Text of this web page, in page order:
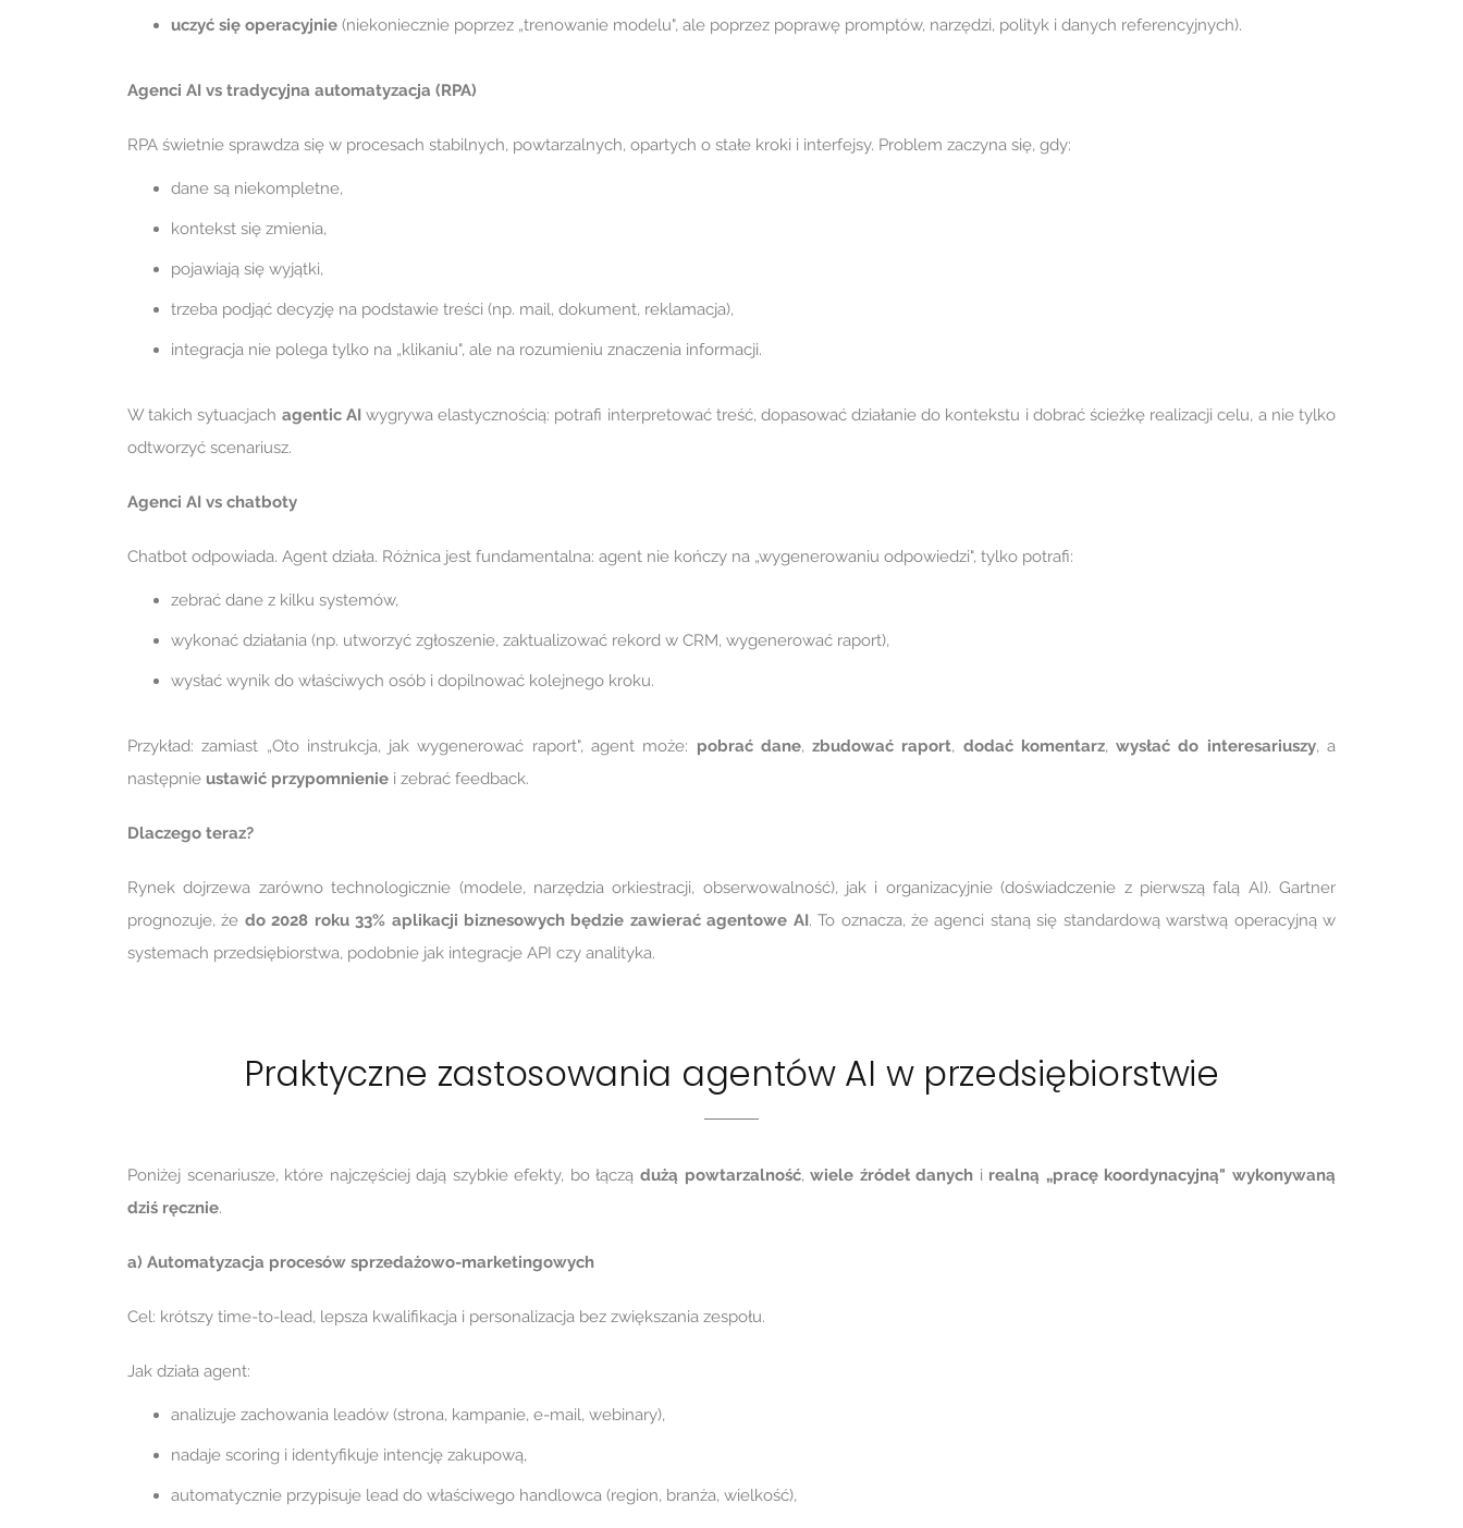
uczyć się operacyjnie (niekoniecznie poprzez „trenowanie modelu", ale poprzez poprawę promptów, narzędzi, polityk i danych referencyjnych).
Agenci AI vs tradycyjna automatyzacja (RPA)
RPA świetnie sprawdza się w procesach stabilnych, powtarzalnych, opartych o stałe kroki i interfejsy. Problem zaczyna się, gdy:
dane są niekompletne,
kontekst się zmienia,
pojawiają się wyjątki,
trzeba podjąć decyzję na podstawie treści (np. mail, dokument, reklamacja),
integracja nie polega tylko na „klikaniu", ale na rozumieniu znaczenia informacji.
W takich sytuacjach agentic AI wygrywa elastycznością: potrafi interpretować treść, dopasować działanie do kontekstu i dobrać ścieżkę realizacji celu, a nie tylko
odtworzyć scenariusz.
Agenci AI vs chatboty
Chatbot odpowiada. Agent działa. Różnica jest fundamentalna: agent nie kończy na „wygenerowaniu odpowiedzi", tylko potrafi:
zebrać dane z kilku systemów,
wykonać działania (np. utworzyć zgłoszenie, zaktualizować rekord w CRM, wygenerować raport),
wysłać wynik do właściwych osób i dopilnować kolejnego kroku.
Przykład: zamiast „Oto instrukcja, jak wygenerować raport", agent może: pobrać dane,zbudować raport, dodać komentarz,wysłać do interesariuszy, a
następnie ustawić przypomnienie i zebrać feedback.
Dlaczego teraz?
Rynek dojrzewa zarówno technologicznie (modele, narzędzia orkiestracji, obserwowalność), jak i organizacyjnie (doświadczenie z pierwszą falą AI). Gartner
prognozuje, że do 2028 roku 33% aplikacji biznesowych będzie zawierać agentowe AI. To oznacza, że agenci staną się standardową warstwą operacyjną w
systemach przedsiębiorstwa, podobnie jak integracje API czy analityka.
Praktyczne zastosowania agentów AI w przedsiębiorstwie
Poniżej scenariusze, które najczęściej dają szybkie efekty, bo łączą dużą powtarzalność,wiele źródeł danych i realną „pracę koordynacyjną" wykonywaną
dziś ręcznie.
a) Automatyzacja procesów sprzedażowo-marketingowych
Cel: krótszy time-to-lead, lepsza kwalifikacja i personalizacja bez zwiększania zespołu.
Jak działa agent:
analizuje zachowania leadów (strona, kampanie, e-mail, webinary),
nadaje scoring i identyfikuje intencję zakupową,
automatycznie przypisuje lead do właściwego handlowca (region, branża, wielkość),